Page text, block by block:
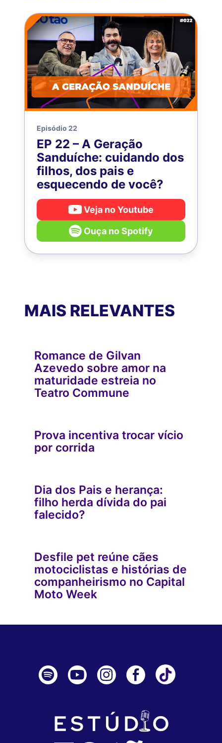
Episódio 22
EP 22 – A Geração
Sanduíche: cuidando dos
filhos, dos pais e
esquecendo de você?
Veja no Youtube
Ouça no Spotify
MAIS RELEVANTES
Romance de Gilvan
Azevedo sobre amor na
maturidade estreia no
Teatro Commune
Prova incentiva trocar vício
por corrida
Dia dos Pais e herança:
filho herda dívida do pai
falecido?
Desfile pet reúne cães
motociclistas e histórias de
companheirismo no Capital
Moto Week